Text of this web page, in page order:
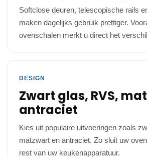
Softclose deuren, telescopische rails
maken dagelijks gebruik prettiger.
ovenschalen merkt u direct het
DESIGN
Zwart glas, RVS,
antraciet
Kies uit populaire uitvoeringen zoals
matzwart en antraciet. Zo sluit uw
rest van uw keukenapparatuur.